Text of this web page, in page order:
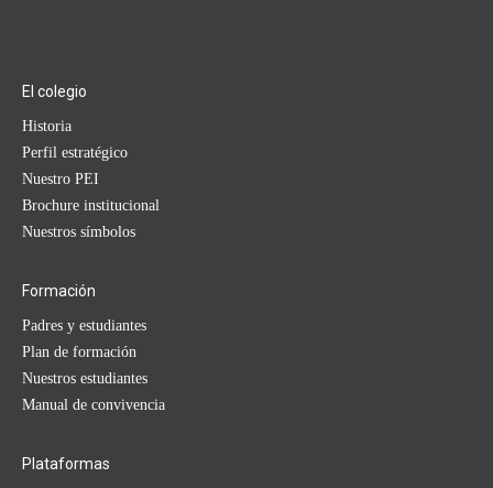
El colegio
Historia
Perfil estratégico
Nuestro PEI
Brochure institucional
Nuestros símbolos
Formación
Padres y estudiantes
Plan de formación
Nuestros estudiantes
Manual de convivencia
Plataformas